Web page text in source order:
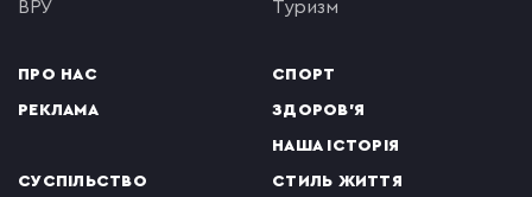
ВРУ
ПРО НАС
РЕКЛАМА
туризм
СПОРТ
ЗДОРОВ'Я
НАША ІСТОРІЯ
СУСПІЛЬСТВО СТИЛЬ ЖИТТЯ